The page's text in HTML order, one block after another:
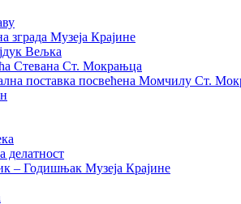
зграда Музеја Крајине
Вељка
Стевана Ст. Мокрањца
поставка посвећена Момчилу Ст.
делатност
– Годишњак Музеја Крајине